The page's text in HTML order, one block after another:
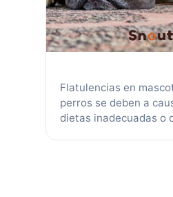
Flatulencias en
perros se deben a
dietas inadecuadas o